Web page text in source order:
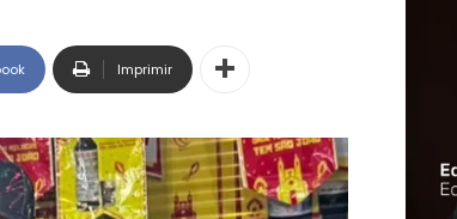
Imprimir